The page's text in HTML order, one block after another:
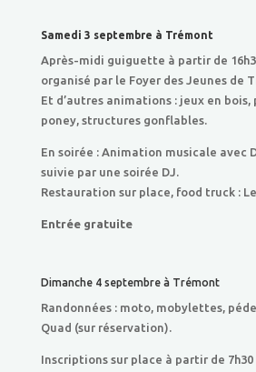
Samedi 3 septembre à Trémont
Après-midi guiguette à partir de
organisé par le Foyer des Jeunes de
Et d’autres animations : jeux en bois,
poney, structures gonflables.
En soirée : Animation musicale avec
suivie par une soirée DJ.
Restauration sur place, food truck :
Entrée gratuite
Dimanche 4 septembre à Trémont
Randonnées : moto, mobylettes,
Quad (sur réservation).
Inscriptions sur place à partir de 7h30